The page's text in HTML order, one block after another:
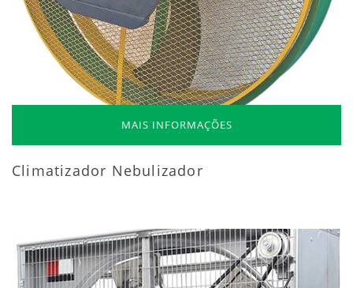
MAIS INFORMAÇÕES
Climatizador Nebulizador